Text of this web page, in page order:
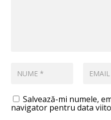
Salvează-mi numele,
navigator pentru data